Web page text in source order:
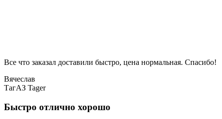
Все что заказал доставили быстро, цена нормальная. Спасибо!
Вячеслав
ТагАЗ Tager
Быстро отлично хорошо